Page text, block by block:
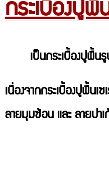
กระเบื้องปูพื้
เป็นกระเบื้องปูพื้นรูป
เนื่องจากกระเบื้องปูพื้น
ลายมุมซ้อน และ ลายปาเ